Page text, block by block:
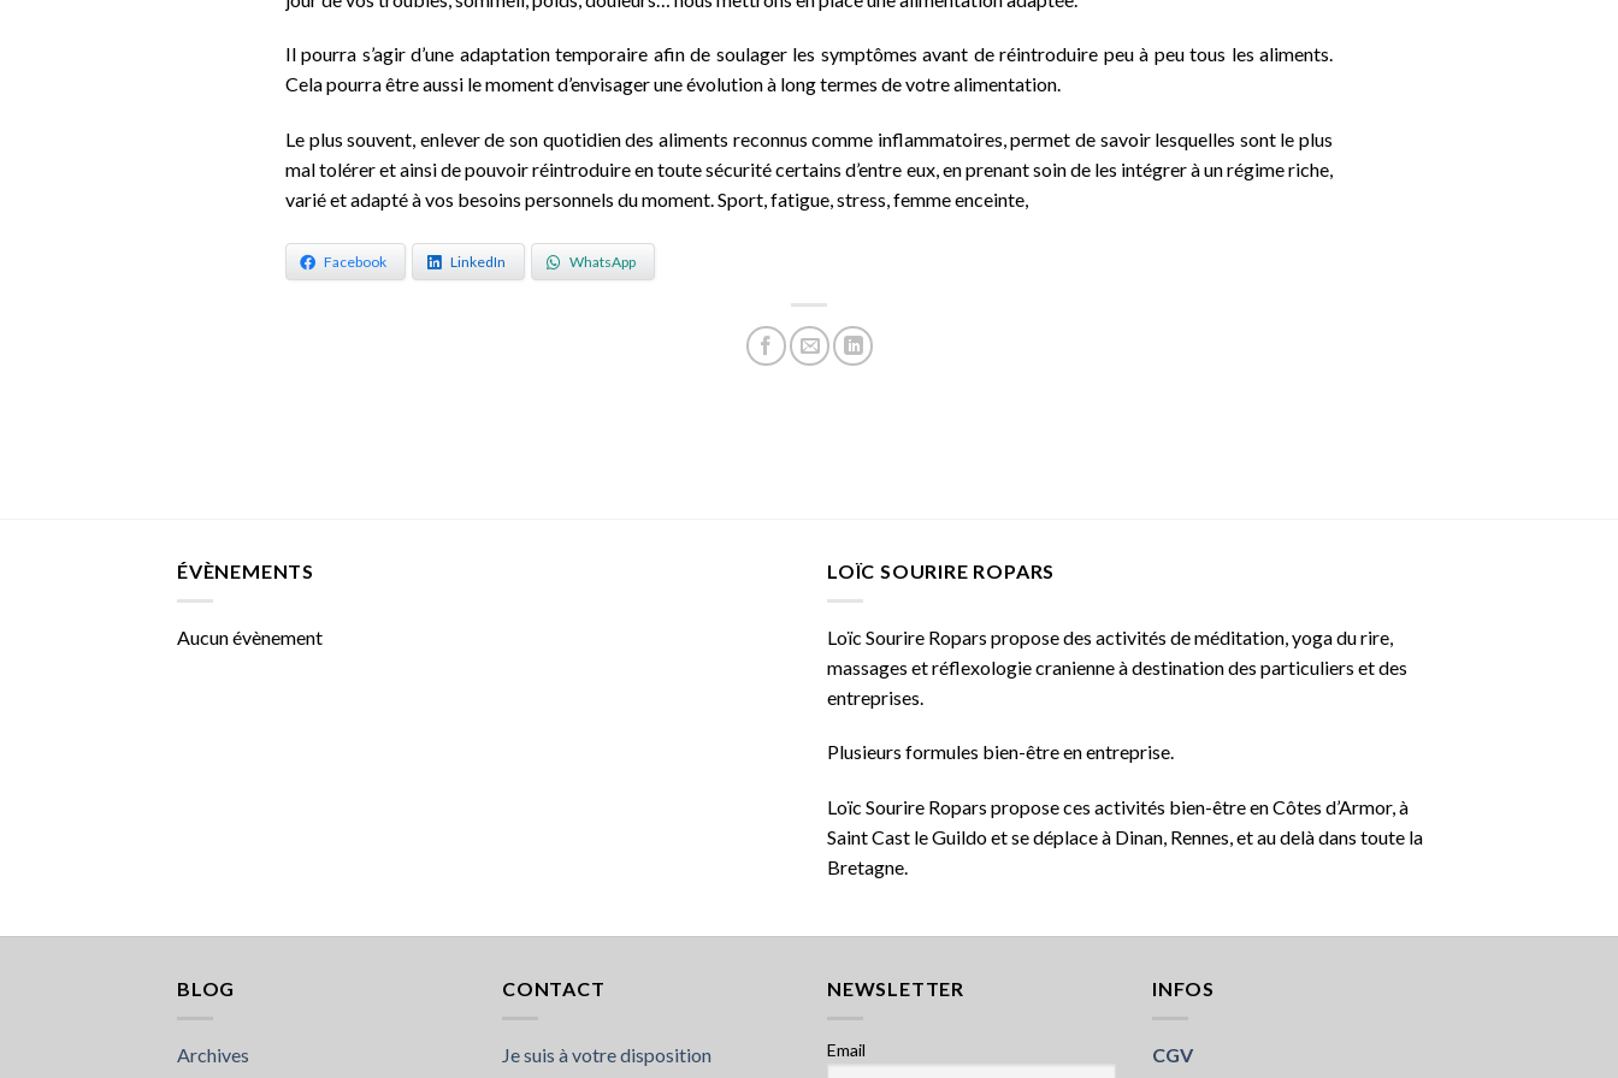
Il pourra s’agir d’une adaptation temporaire afin de soulager les symptômes avant de réintroduire peu à peu tous les aliments.
Cela pourra être aussi le moment d’envisager une évolution à long termes de votre alimentation.
Le plus souvent, enlever de son quotidien des aliments reconnus comme inflammatoires, permet de savoir lesquelles sont le plus
mal tolérer et ainsi de pouvoir réintroduire en toute sécurité certains d’entre eux, en prenant soin de les intégrer à un régime riche,
varié et adapté à vos besoins personnels du moment. Sport, fatigue, stress, femme enceinte,
Facebook LinkedIn WhatsApp
ÉVÈNEMENTS
Aucun évènement
LOÏC SOURIRE ROPARS
Loïc Sourire Ropars propose des activités de méditation, yoga du rire,
massages et réflexologie cranienne à destination des particuliers et des
entreprises.
Plusieurs formules bien-être en entreprise.
Loïc Sourire Ropars propose ces activités bien-être en Côtes d’Armor, à
Saint Cast le Guildo et se déplace à Dinan, Rennes, et au delà dans toute la
Bretagne.
BLOG
Archives
CONTACT
Je suis à votre disposition
NEWSLETTER
Email
INFOS
CGV